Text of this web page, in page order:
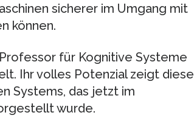
sicherer im Umgang mit
können.
für Kognitive Systeme
Ihr volles Potenzial zeigt diese
Systems, das jetzt im
wurde.